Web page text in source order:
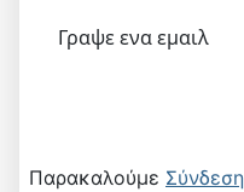
Γραψε ενα εμαιλ
Παρακαλούμε Σύνδεση